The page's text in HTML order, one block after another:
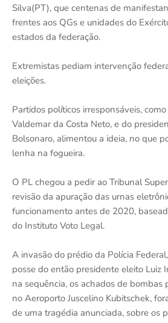
Silva(PT), que centenas de
frentes aos QGs e unidades do
estados da federação.
Extremistas pediam intervenção
eleições.
Partidos políticos irresponsáveis,
Valdemar da Costa Neto, e do
Bolsonaro, alimentou a ideia, no que
lenha na fogueira.
O PL chegou a pedir ao Tribunal
revisão da apuração das urnas
funcionamento antes de 2020,
do Instituto Voto Legal.
A invasão do prédio da Polícia
posse do então presidente eleito Luiz
na sequência, os achados de bombas
no Aeroporto Juscelino Kubitschek,
de uma tragédia anunciada, sobre os